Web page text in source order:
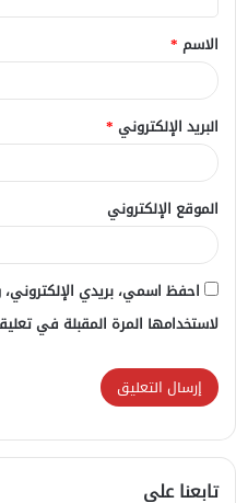
ق
*
الاسم *
البريد الإلكتروني *
الموقع الإلكتروني
احفظ اسمي، بريدي
لاستخدامها المرة المقبلة في
تابعنا علي